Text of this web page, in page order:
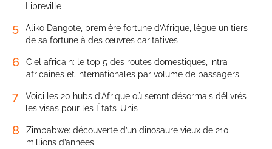
Libreville
5
Aliko Dangote, première fortune d’Afrique, lègue un tiers
de sa fortune à des œuvres caritatives
6
Ciel africain: le top 5 des routes domestiques, intra-
africaines et internationales par volume de passagers
7
Voici les 20 hubs d’Afrique où seront désormais délivrés
les visas pour les États-Unis
8
Zimbabwe: découverte d’un dinosaure vieux de 210
millions d’années